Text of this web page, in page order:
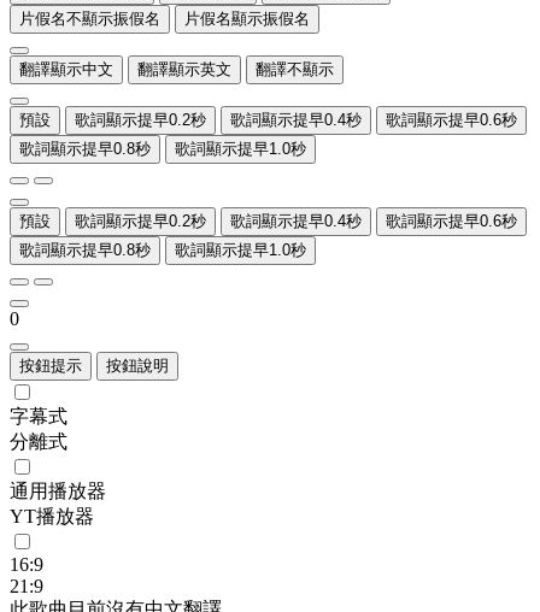
片假名不顯示振假名
片假名顯示振假名
翻譯顯示中文 翻譯顯示英文 翻譯不顯示
預設 歌詞顯示提早0.2秒 歌詞顯示提早0.4秒
歌詞顯示提早0.6秒
歌詞顯示提早0.8秒
歌詞顯示提早1.0秒
預設 歌詞顯示提早0.2秒 歌詞顯示提早0.4秒
歌詞顯示提早0.6秒
歌詞顯示提早0.8秒
歌詞顯示提早1.0秒
0
按鈕提示 按鈕說明
字幕式
分離式
通用播放器
YT播放器
16:9
21:9